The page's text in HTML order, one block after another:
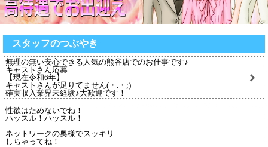
スタッフのつぶやき
無理の無い安心できる人気の熊谷店でのお仕事です♪
キャストさん応募
【現在令和6年】
キャストさんが足りてません(・.・;)
確実収入業界未経験♪大歓迎です！
性欲はためないでね！
ハッスル！ハッスル！
ネットワークの奥様でスッキリ
しちゃってね！